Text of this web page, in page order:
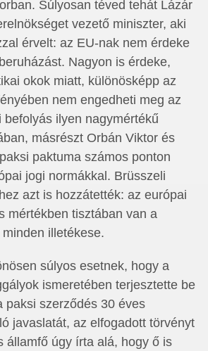
Súlyosan téved tehát Lázár
vezető miniszter, aki
érvelt: az EU-nak nem érdeke
Nagyon is érdeke,
okok miatt, különösképp az
nem engedheti meg az
befolyás ilyen nagymértékű
másrészt Orbán Viktor és
paktuma számos ponton
jogi normákkal. Brüsszeli
azt is hozzátették: az európai
mértékben tisztában van a
illetékese.
súlyos esetnek, hogy a
ismeretében terjesztette be
paksi szerződés 30 éves
javaslatát, az elfogadott törvényt
államfő úgy írta alá, hogy ő is